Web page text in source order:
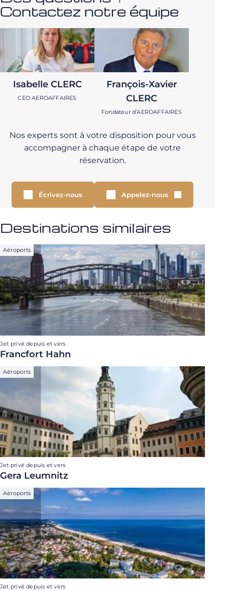
Contactez notre équipe
Isabelle CLERC
CEO AEROAFFAIRES
François-Xavier
CLERC
Fondateur d’AEROAFFAIRES
Nos experts sont à votre disposition pour vous
accompagner à chaque étape de votre
réservation.
Écrivez-nous Appelez-nous
Destinations similaires
Aéroports
Jet privé depuis et vers
Francfort Hahn
Aéroports
Jet privé depuis et vers
Gera Leumnitz
Aéroports
Jet privé depuis et vers